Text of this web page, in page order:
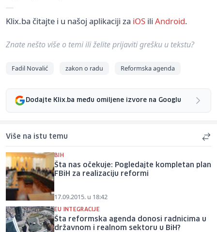
Klix.ba čitajte i u našoj aplikaciji za iOS ili Android.
Znate nešto više o temi ili želite prijaviti grešku u tekstu?
Fadil Novalić zakon o radu Reformska agenda
Dodajte Klix.ba među omiljene izvore na Googlu
Više na istu temu
BIH
Šta nas očekuje: Pogledajte kompletan plan
FBiH za realizaciju reformi
17.09.2015. u 18:42
EU INTEGRACIJE
Šta reformska agenda donosi radnicima u
državnom i realnom sektoru u BiH?